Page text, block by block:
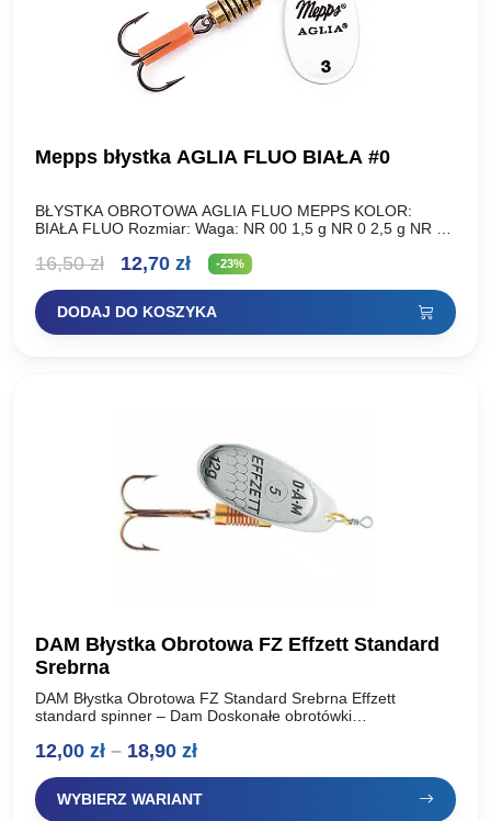
Mepps błystka AGLIA FLUO BIAŁA #0
BŁYSTKA OBROTOWA AGLIA FLUO MEPPS KOLOR:
BIAŁA FLUO Rozmiar: Waga: NR 00 1,5 g NR 0 2,5 g NR 1
16,50zł
Pierwotna
cena
wynosiła:
12,70 złAktualna
cena
wynosi:
-23%
DODAJ DO KOSZYKA
DAM Błystka Obrotowa FZ Effzett Standard
Srebrna
DAM Błystka Obrotowa FZ Standard Srebrna Effzett
standard spinner – Dam Doskonałe obrotówki
wędkarzy. Idealnie pracują w wodzie, skuteczne na…
12,00 zł – 18,90 złZakres
cen:
od
WYBIERZ WARIANT